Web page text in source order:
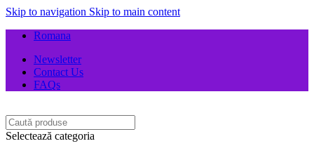
Skip to navigation Skip to main content
Romana
Newsletter
Contact Us
FAQs
Selectează categoria